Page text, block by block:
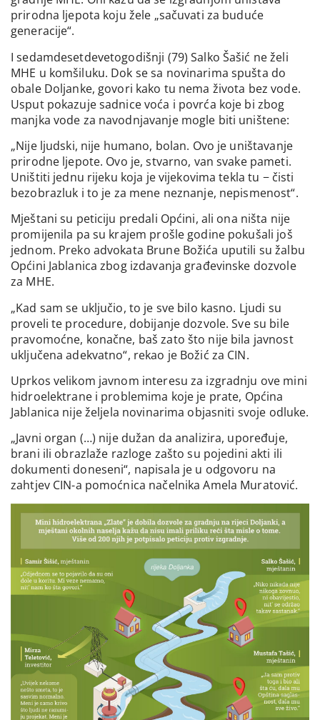
prirodna ljepota koju žele „sačuvati za buduće
generacije“.
I sedamdesetdevetogodišnji (79) Salko Šašić ne želi
MHE u komšiluku. Dok se sa novinarima spušta do
obale Doljanke, govori kako tu nema života bez vode.
Usput pokazuje sadnice voća i povrća koje bi zbog
manjka vode za navodnjavanje mogle biti uništene:
„Nije ljudski, nije humano, bolan. Ovo je uništavanje
prirodne ljepote. Ovo je, stvarno, van svake pameti.
Uništiti jednu rijeku koja je vijekovima tekla tu − čisti
bezobrazluk i to je za mene neznanje, nepismenost“.
Mještani su peticiju predali Općini, ali ona ništa nije
promijenila pa su krajem prošle godine pokušali još
jednom. Preko advokata Brune Božića uputili su žalbu
Općini Jablanica zbog izdavanja građevinske dozvole
za MHE.
„Kad sam se uključio, to je sve bilo kasno. Ljudi su
proveli te procedure, dobijanje dozvole. Sve su bile
pravomoćne, konačne, baš zato što nije bila javnost
uključena adekvatno“, rekao je Božić za CIN.
Uprkos velikom javnom interesu za izgradnju ove mini
hidroelektrane i problemima koje je prate, Općina
Jablanica nije željela novinarima objasniti svoje odluke.
„Javni organ (…) nije dužan da analizira, upoređuje,
brani ili obrazlaže razloge zašto su pojedini akti ili
dokumenti doneseni“, napisala je u odgovoru na
zahtjev CIN-a pomoćnica načelnika Amela Muratović.